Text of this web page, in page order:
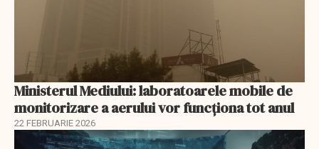
Ministerul Mediului: laboratoarele mobile de
monitorizare a aerului vor funcționa tot anul
22 FEBRUARIE 2026